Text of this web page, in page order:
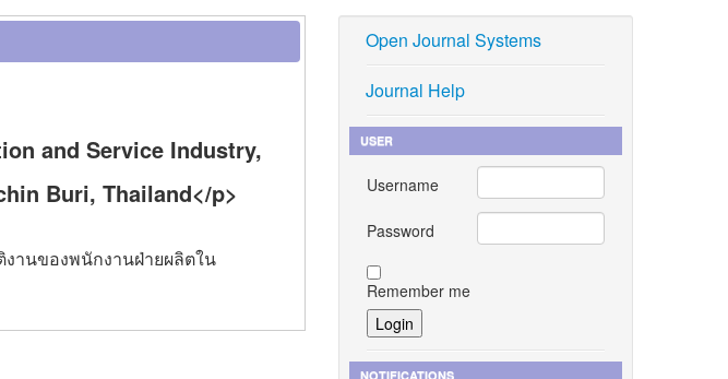
and Service Industry,
Buri, Thailand</p>
านของพนักงานฝ่ายผลิตใน
Open Journal Systems
Journal Help
USER
Username
Password
Remember me
NOTIFICATIONS